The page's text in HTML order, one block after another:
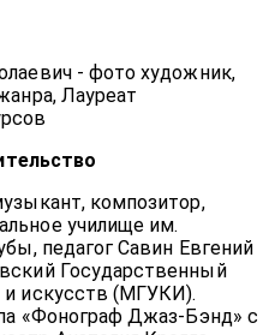
- фото художник,
Лауреат
композитор,
училище им.
педагог Савин Евгений
Государственный
и искусств (МГУКИ).
«Фонограф Джаз-Бэнд» с